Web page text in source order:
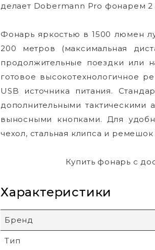
делает Dobermann Pro фонарем 2
Фонарь яркостью в 1500 люмен
200 метров (максимальная
продолжительные поездки или
готовое высокотехнологичное
USB источника питания.
дополнительными
выносными кнопками. Для
чехол, стальная клипса и ремешок
Купить фонарь с
Характеристики
Бренд
Тип